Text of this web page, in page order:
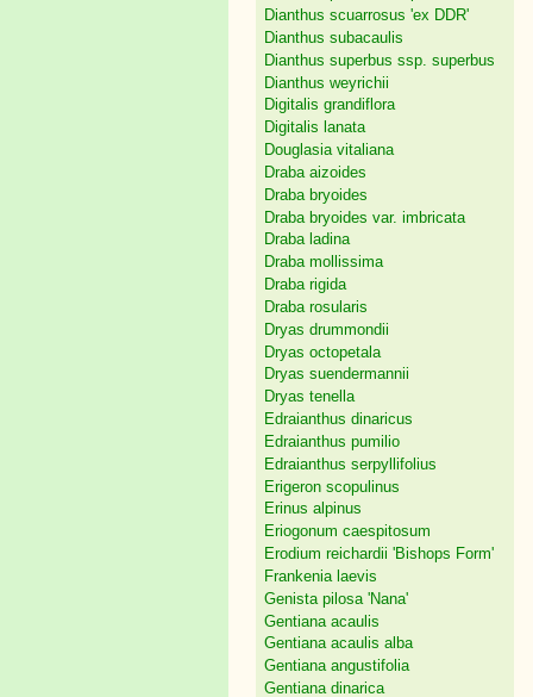
Dianthus scuarrosus 'ex DDR'
Dianthus subacaulis
Dianthus superbus ssp. superbus
Dianthus weyrichii
Digitalis grandiflora
Digitalis lanata
Douglasia vitaliana
Draba aizoides
Draba bryoides
Draba bryoides var. imbricata
Draba ladina
Draba mollissima
Draba rigida
Draba rosularis
Dryas drummondii
Dryas octopetala
Dryas suendermannii
Dryas tenella
Edraianthus dinaricus
Edraianthus pumilio
Edraianthus serpyllifolius
Erigeron scopulinus
Erinus alpinus
Eriogonum caespitosum
Erodium reichardii 'Bishops Form'
Frankenia laevis
Genista pilosa 'Nana'
Gentiana acaulis
Gentiana acaulis alba
Gentiana angustifolia
Gentiana dinarica